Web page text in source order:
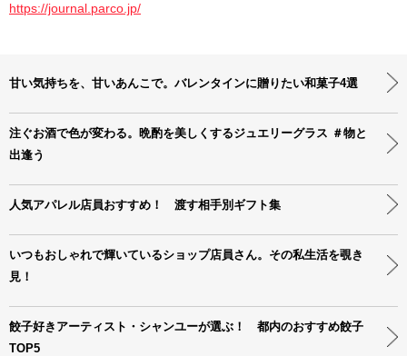
https://journal.parco.jp/
甘い気持ちを、甘いあんこで。バレンタインに贈りたい和菓子4選
注ぐお酒で色が変わる。晩酌を美しくするジュエリーグラス ＃物と
出逢う
人気アパレル店員おすすめ！ 渡す相手別ギフト集
いつもおしゃれで輝いているショップ店員さん。その私生活を覗き
見！
餃子好きアーティスト・シャンユーが選ぶ！ 都内のおすすめ餃子
TOP5